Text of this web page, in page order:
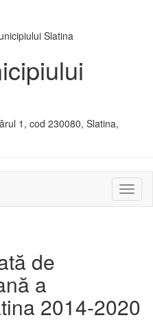
1, cod 230080, Slatina,
sau
de
a
2014-2020